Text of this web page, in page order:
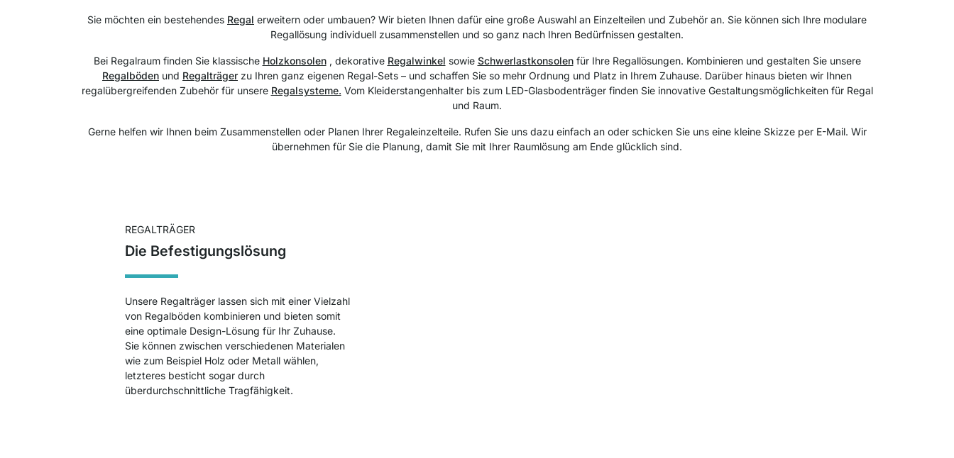
Sie möchten ein bestehendes Regal erweitern oder umbauen? Wir bieten Ihnen dafür eine große Auswahl an Einzelteilen und Zubehör an. Sie können sich Ihre modulare
Regallösung individuell zusammenstellen und so ganz nach Ihren Bedürfnissen gestalten.
Bei Regalraum finden Sie klassische Holzkonsolen , dekorative Regalwinkel sowie Schwerlastkonsolen für Ihre Regallösungen. Kombinieren und gestalten Sie unsere
Regalböden und Regalträger zu Ihren ganz eigenen Regal-Sets – und schaffen Sie so mehr Ordnung und Platz in Ihrem Zuhause. Darüber hinaus bieten wir Ihnen
regalübergreifenden Zubehör für unsere Regalsysteme. Vom Kleiderstangenhalter bis zum LED-Glasbodenträger finden Sie innovative Gestaltungsmöglichkeiten für Regal
und Raum.
Gerne helfen wir Ihnen beim Zusammenstellen oder Planen Ihrer Regaleinzelteile. Rufen Sie uns dazu einfach an oder schicken Sie uns eine kleine Skizze per E-Mail. Wir
übernehmen für Sie die Planung, damit Sie mit Ihrer Raumlösung am Ende glücklich sind.
REGALTRÄGER
Die Befestigungslösung
Unsere Regalträger lassen sich mit einer Vielzahl
von Regalböden kombinieren und bieten somit
eine optimale Design-Lösung für Ihr Zuhause.
Sie können zwischen verschiedenen Materialen
wie zum Beispiel Holz oder Metall wählen,
letzteres besticht sogar durch
überdurchschnittliche Tragfähigkeit.